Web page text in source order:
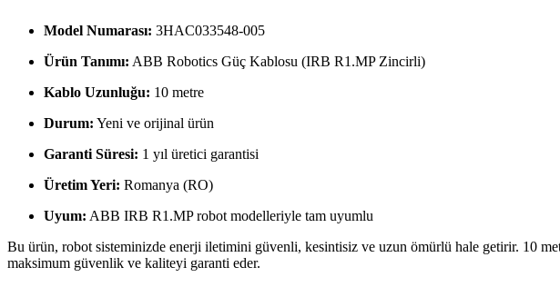
Model Numarası: 3HAC033548-005
Ürün Tanımı: ABB Robotics Güç Kablosu (IRB R1.MP Zincirli)
Kablo Uzunluğu: 10 metre
Durum: Yeni ve orijinal ürün
Garanti Süresi: 1 yıl üretici garantisi
Üretim Yeri: Romanya (RO)
Uyum: ABB IRB R1.MP robot modelleriyle tam uyumlu
Bu ürün, robot sisteminizde enerji iletimini güvenli, kesintisiz ve uzun ömürlü hale getirir. 10
maksimum güvenlik ve kaliteyi garanti eder.